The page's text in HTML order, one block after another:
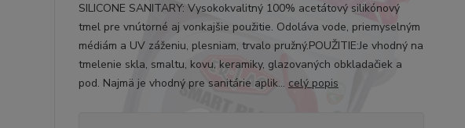
SILICONE SANITARY: Vysokokvalitný 100% acetátový silikónový
tmel pre vnútorné aj vonkajšie použitie. Odoláva vode, priemyselným
médiám a UV záženiu, plesniam, trvalo pružný.POUŽITIE:Je vhodný na
tmelenie skla, smaltu, kovu, keramiky, glazovaných obkladačiek a
pod. Najmä je vhodný pre sanitárie aplik... celý popis